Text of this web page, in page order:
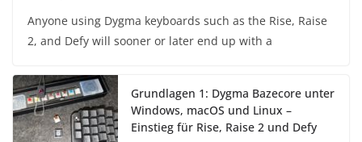
Anyone using Dygma keyboards such as the Rise, Raise
2, and Defy will sooner or later end up with a
Grundlagen 1: Dygma Bazecore unter
Windows, macOS und Linux –
Einstieg für Rise, Raise 2 und Defy